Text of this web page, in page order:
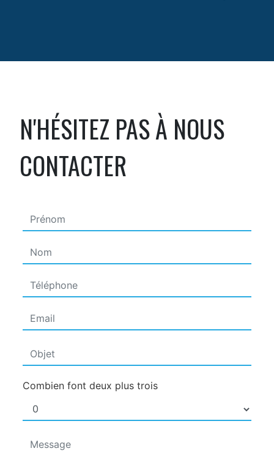
N'HÉSITEZ PAS À NOUS
CONTACTER
Combien font deux plus trois